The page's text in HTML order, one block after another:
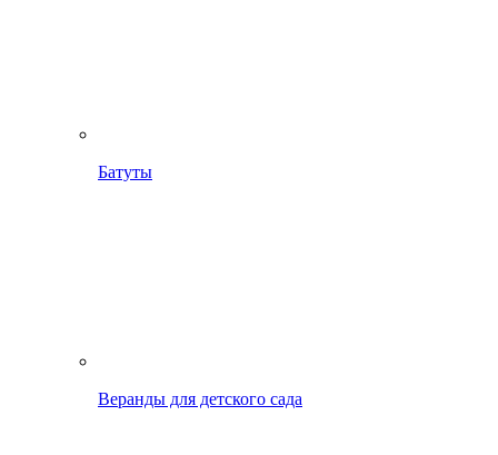
Батуты
Веранды для детского сада